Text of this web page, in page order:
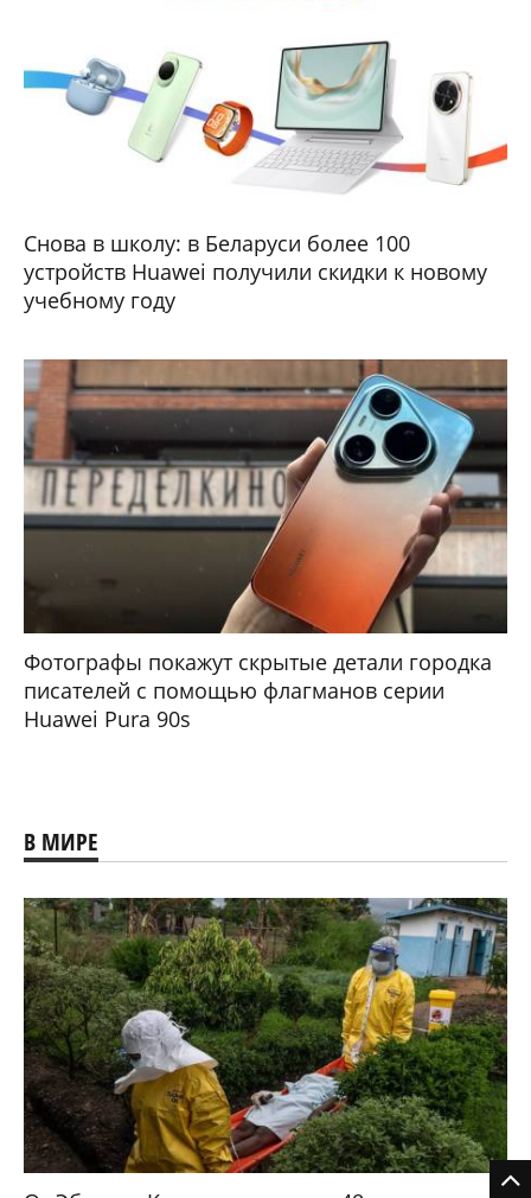
Снова в школу: в Беларуси более 100
устройств Huawei получили скидки к новому
учебному году
Фотографы покажут скрытые детали городка
писателей с помощью флагманов серии
Huawei Pura 90s
В МИРЕ